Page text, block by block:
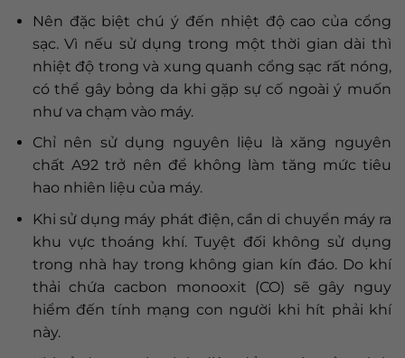
Nên đặc biệt chú ý đến nhiệt độ cao của cổng
sạc. Vì nếu sử dụng trong một thời gian dài thì
nhiệt độ trong và xung quanh cổng sạc rất nóng,
có thể gây bỏng da khi gặp sự cố ngoài ý muốn
như va chạm vào máy.
Chỉ nên sử dụng nguyên liệu là xăng nguyên
chất A92 trở nên để không làm tăng mức tiêu
hao nhiên liệu của máy.
Khi sử dụng máy phát điện, cần di chuyển máy ra
khu vực thoáng khí. Tuyệt đối không sử dụng
trong nhà hay trong không gian kín đáo. Do khí
thải chứa cacbon monooxit (CO) sẽ gây nguy
hiểm đến tính mạng con người khi hít phải khí
này.